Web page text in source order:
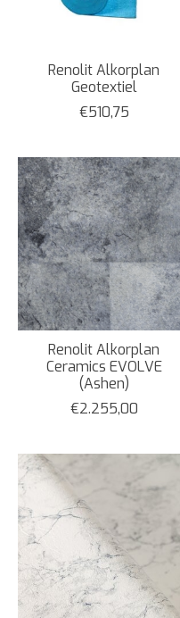
Renolit Alkorplan
Geotextiel
€510,75
Renolit Alkorplan
Ceramics EVOLVE
(Ashen)
€2.255,00